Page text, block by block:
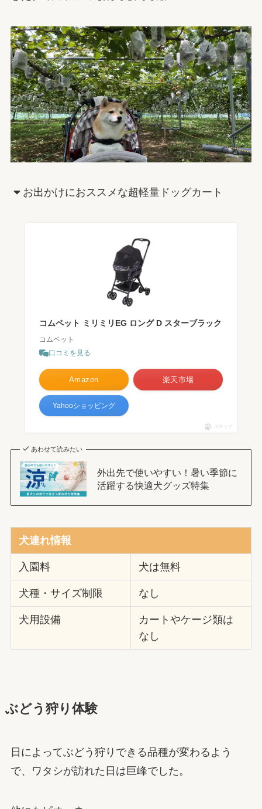
お出かけにおススメな超軽量ドッグカート
コムペット ミリミリEG ロング D スターブラック
コムペット
口コミを見る
Amazon 楽天市場
Yahooショッピング
ポチップ
あわせて読みたい
外出先で使いやすい！暑い季節に
活躍する快適犬グッズ特集
犬連れ情報
入園料 犬は無料
犬種・サイズ制限 なし
犬用設備
カートやケージ類は
なし
ぶどう狩り体験
日によってぶどう狩りできる品種が変わるよう
で、ワタシが訪れた日は巨峰でした。